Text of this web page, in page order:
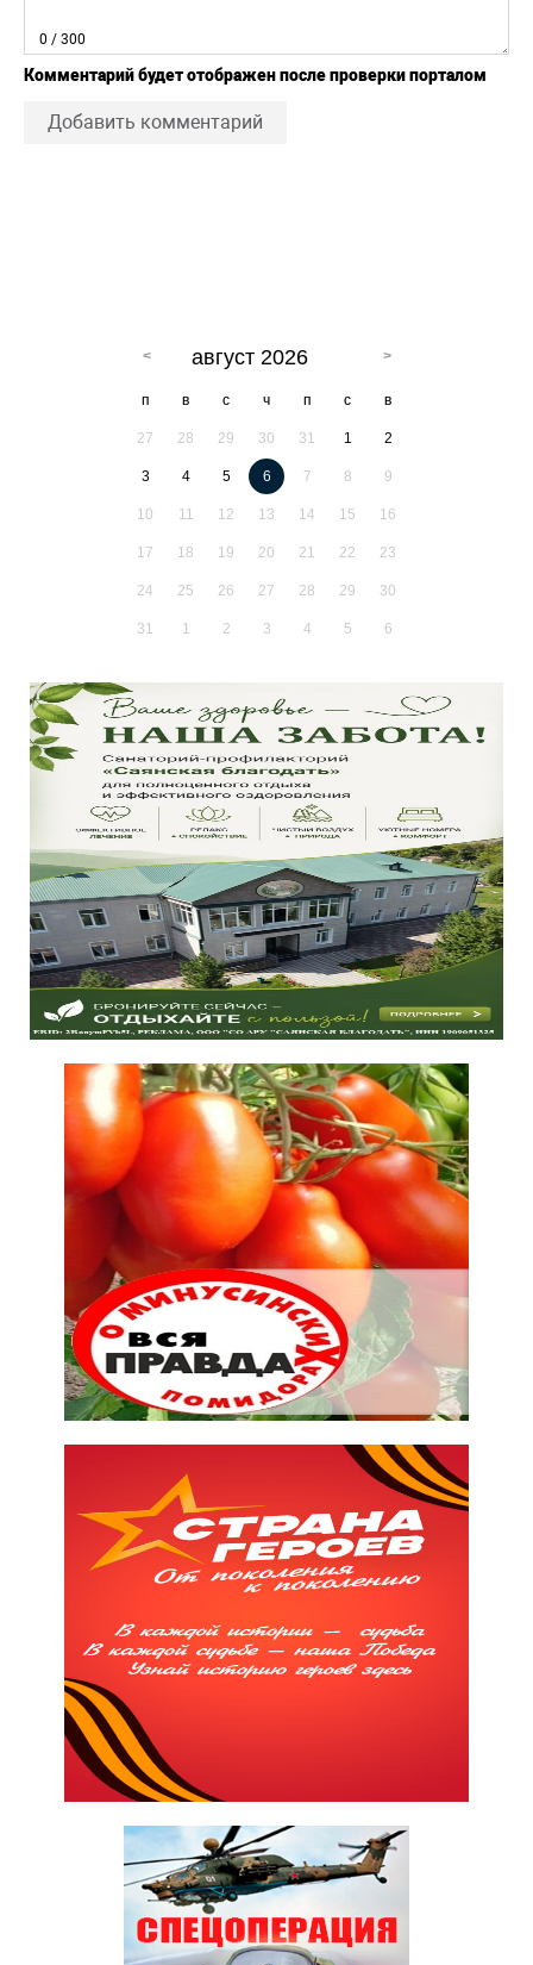
0 / 300
Комментарий будет отображен после проверки порталом
Добавить комментарий
август 2026
п в с ч п с в
27 28 29 30 31 1 2
3 4 5 6 7 8 9
10 11 12 13 14 15 16
17 18 19 20 21 22 23
24 25 26 27 28 29 30
31 1 2 3 4 5 6